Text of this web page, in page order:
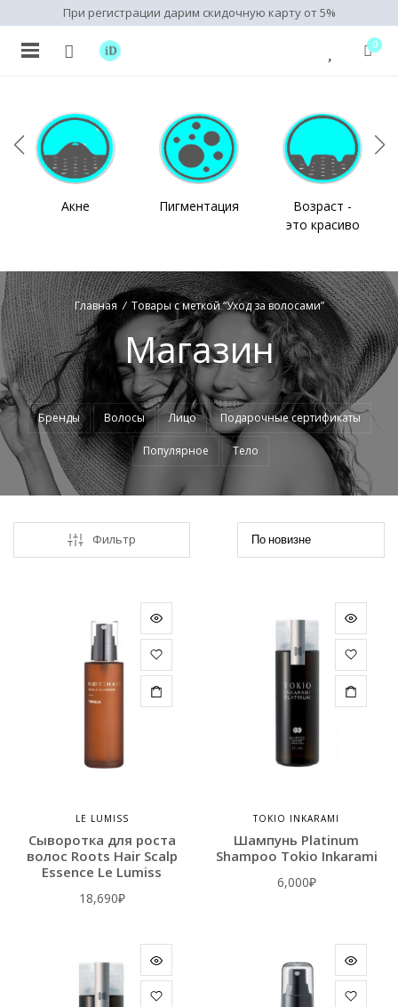
При регистрации дарим скидочную карту от 5%
0
Акне Пигментация
Возраст -
это красиво
Главная / Товары с меткой “Уход за волосами”
Магазин
Бренды Волосы Лицо Подарочные сертификаты
Популярное Тело
Фильтр
LE LUMISS
Сыворотка для роста
волос Roots Hair Scalp
Essence Le Lumiss
18,690₽
TOKIO INKARAMI
Шампунь Platinum
Shampoo Tokio Inkarami
6,000₽